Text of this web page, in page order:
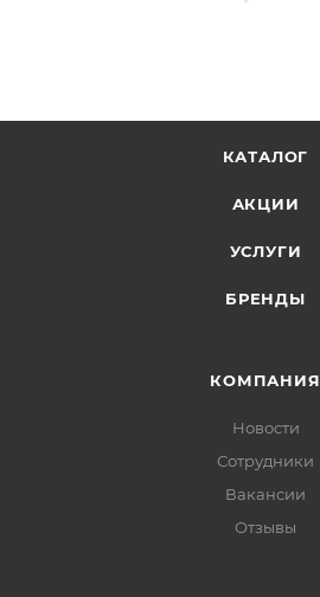
КАТАЛОГ
АКЦИИ
УСЛУГИ
БРЕНДЫ
КОМПАНИЯ
Новости
Сотрудники
Вакансии
Отзывы